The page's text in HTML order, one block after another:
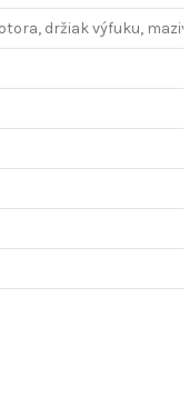
držiak výfuku, mazivo